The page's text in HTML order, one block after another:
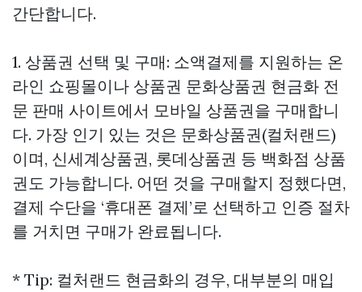
간단합니다.
1. 상품권 선택 및 구매: 소액결제를 지원하는 온
라인 쇼핑몰이나 상품권 문화상품권 현금화 전
문 판매 사이트에서 모바일 상품권을 구매합니
다. 가장 인기 있는 것은 문화상품권(컬처랜드)
이며, 신세계상품권, 롯데상품권 등 백화점 상품
권도 가능합니다. 어떤 것을 구매할지 정했다면,
결제 수단을 ‘휴대폰 결제’로 선택하고 인증 절차
를 거치면 구매가 완료됩니다.
* Tip: 컬처랜드 현금화의 경우, 대부분의 매입